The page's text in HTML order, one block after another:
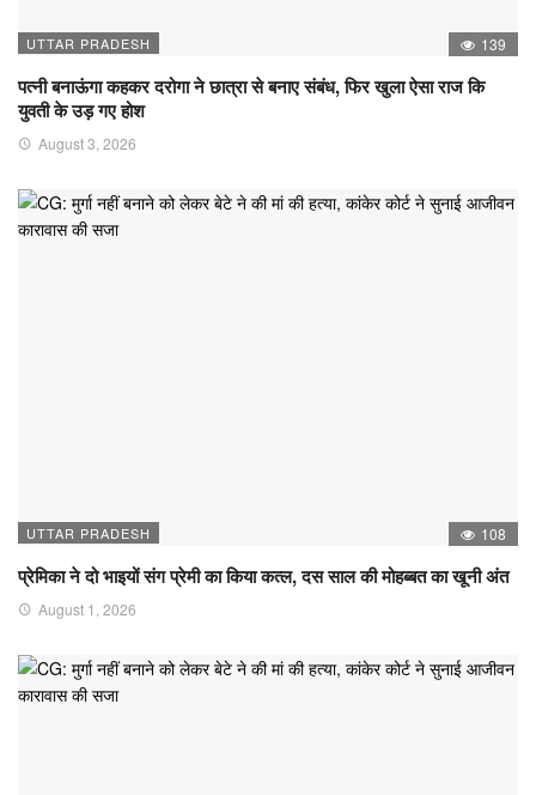
UTTAR PRADESH 139
पत्नी बनाऊंगा कहकर दरोगा ने छात्रा से बनाए संबंध, फिर खुला ऐसा राज कि
युवती के उड़ गए होश
August 3, 2026
UTTAR PRADESH 108
प्रेमिका ने दो भाइयों संग प्रेमी का किया कत्ल, दस साल की मोहब्बत का खूनी अंत
August 1, 2026